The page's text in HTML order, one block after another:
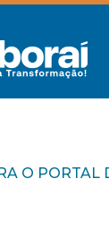
O PORTAL